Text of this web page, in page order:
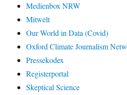
Medienbox NRW
Mitwelt
Our World in Data (Covid)
Oxford Climate Journalism
Pressekodex
Registerportal
Skeptical Science